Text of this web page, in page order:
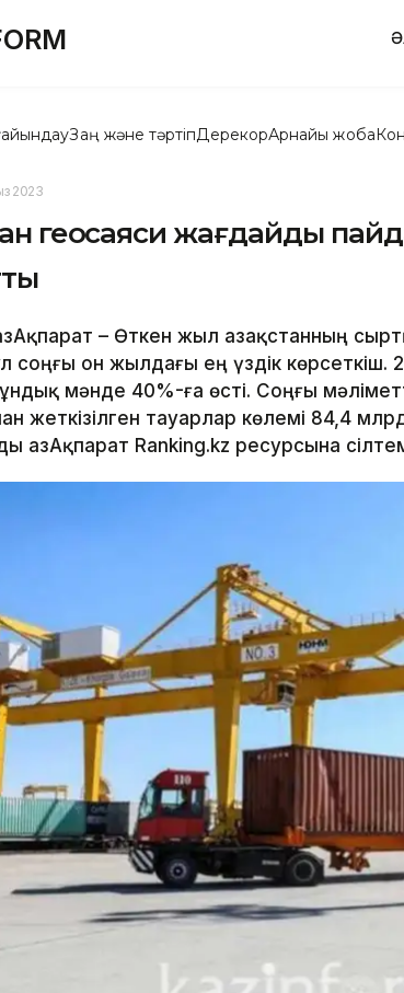
Заң және тәртіпДерекқорАрнайы жоба
2023
геосаяси жағдайды
– Өткен жыл Қазақстанның
соңғы он жылдағы ең үздік көрсеткіш.
мәнде 40%-ға өсті. Соңғы
жеткізілген тауарлар көлемі 84,4
ҚазАқпарат Ranking.kz ресурсына